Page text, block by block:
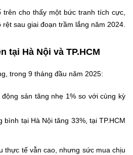
cho thấy một bức tranh tích cực,
sau giai đoạn trầm lắng năm 2024.
tại Hà Nội và TP.HCM
trong 9 tháng đầu năm 2025:
sản tăng nhẹ 1% so với cùng kỳ
bình tại Hà Nội tăng 33%, tại TP.HCM
thực tế vẫn cao, nhưng sức mua chịu